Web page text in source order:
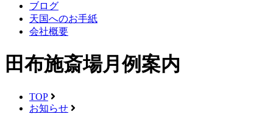
ブログ
天国へのお手紙
会社概要
田布施斎場月例案内
TOP
お知らせ